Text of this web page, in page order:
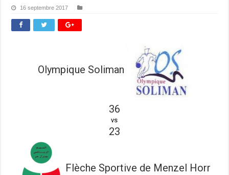
16 septembre 2017
Olympique Soliman
36
vs
23
Flèche Sportive de Menzel Horr